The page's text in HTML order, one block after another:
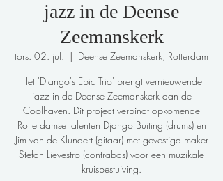
jazz in de Deense
Zeemanskerk
tors. 02. jul.
  |
Deense Zeemanskerk, Rotterdam
Het 'Django's Epic Trio' brengt vernieuwende
jazz in de Deense Zeemanskerk aan de
Coolhaven. Dit project verbindt opkomende
Rotterdamse talenten Django Buiting (drums) en
Jim van de Klundert (gitaar) met gevestigd maker
Stefan Lievestro (contrabas) voor een muzikale
kruisbestuiving.